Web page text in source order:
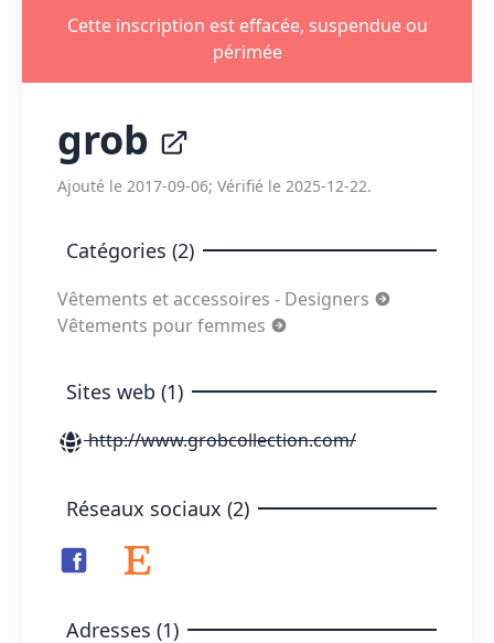
Cette inscription est effacée, suspendue ou
périmée
grob
Ajouté le 2017-09-06; Vérifié le 2025-12-22.
Catégories (2)
Vêtements et accessoires - Designers
Vêtements pour femmes
Sites web (1)
http://www.grobcollection.com/
Réseaux sociaux (2)
Adresses (1)